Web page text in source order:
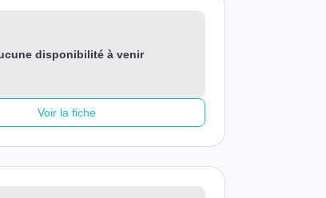
disponibilité à venir
Voir la fiche